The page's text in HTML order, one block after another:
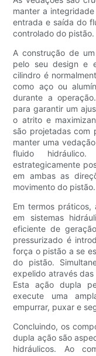
manter a
entrada e saída do
controlado do pistão.
A construção de
pelo seu design e
cilindro é
como aço ou
durante a
para garantir um
o atrito e
são projetadas com
manter uma
fluido
estrategicamente
em ambas as
movimento do pistão.
Em termos
em sistemas
eficiente de
pressurizado é
força o pistão a se
do pistão.
expelido através
Esta ação dupla
execute uma
empurrar, puxar e
Concluindo, os
dupla ação são
hidráulicos. Ao